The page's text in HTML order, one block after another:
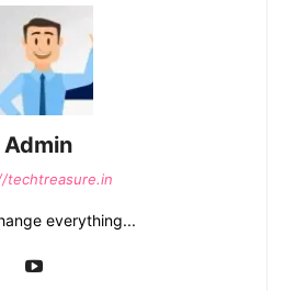
Admin
techtreasure.in
everything...